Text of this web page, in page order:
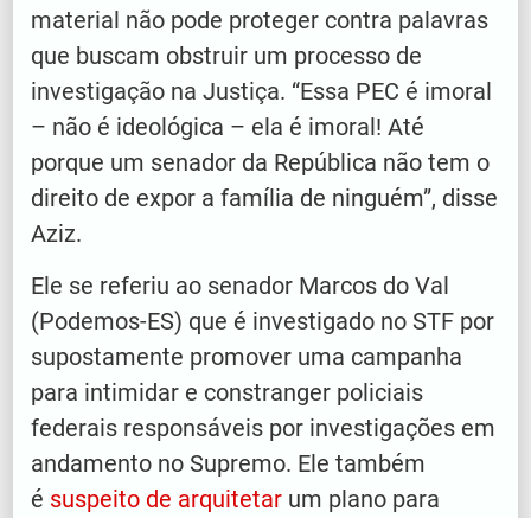
material não pode proteger contra palavras
que buscam obstruir um processo de
investigação na Justiça. “Essa PEC é imoral
– não é ideológica – ela é imoral! Até
porque um senador da República não tem o
direito de expor a família de ninguém”, disse
Aziz.
Ele se referiu ao senador Marcos do Val
(Podemos-ES) que é investigado no STF por
supostamente promover uma campanha
para intimidar e constranger policiais
federais responsáveis por investigações em
andamento no Supremo. Ele também
é suspeito de arquitetar um plano para